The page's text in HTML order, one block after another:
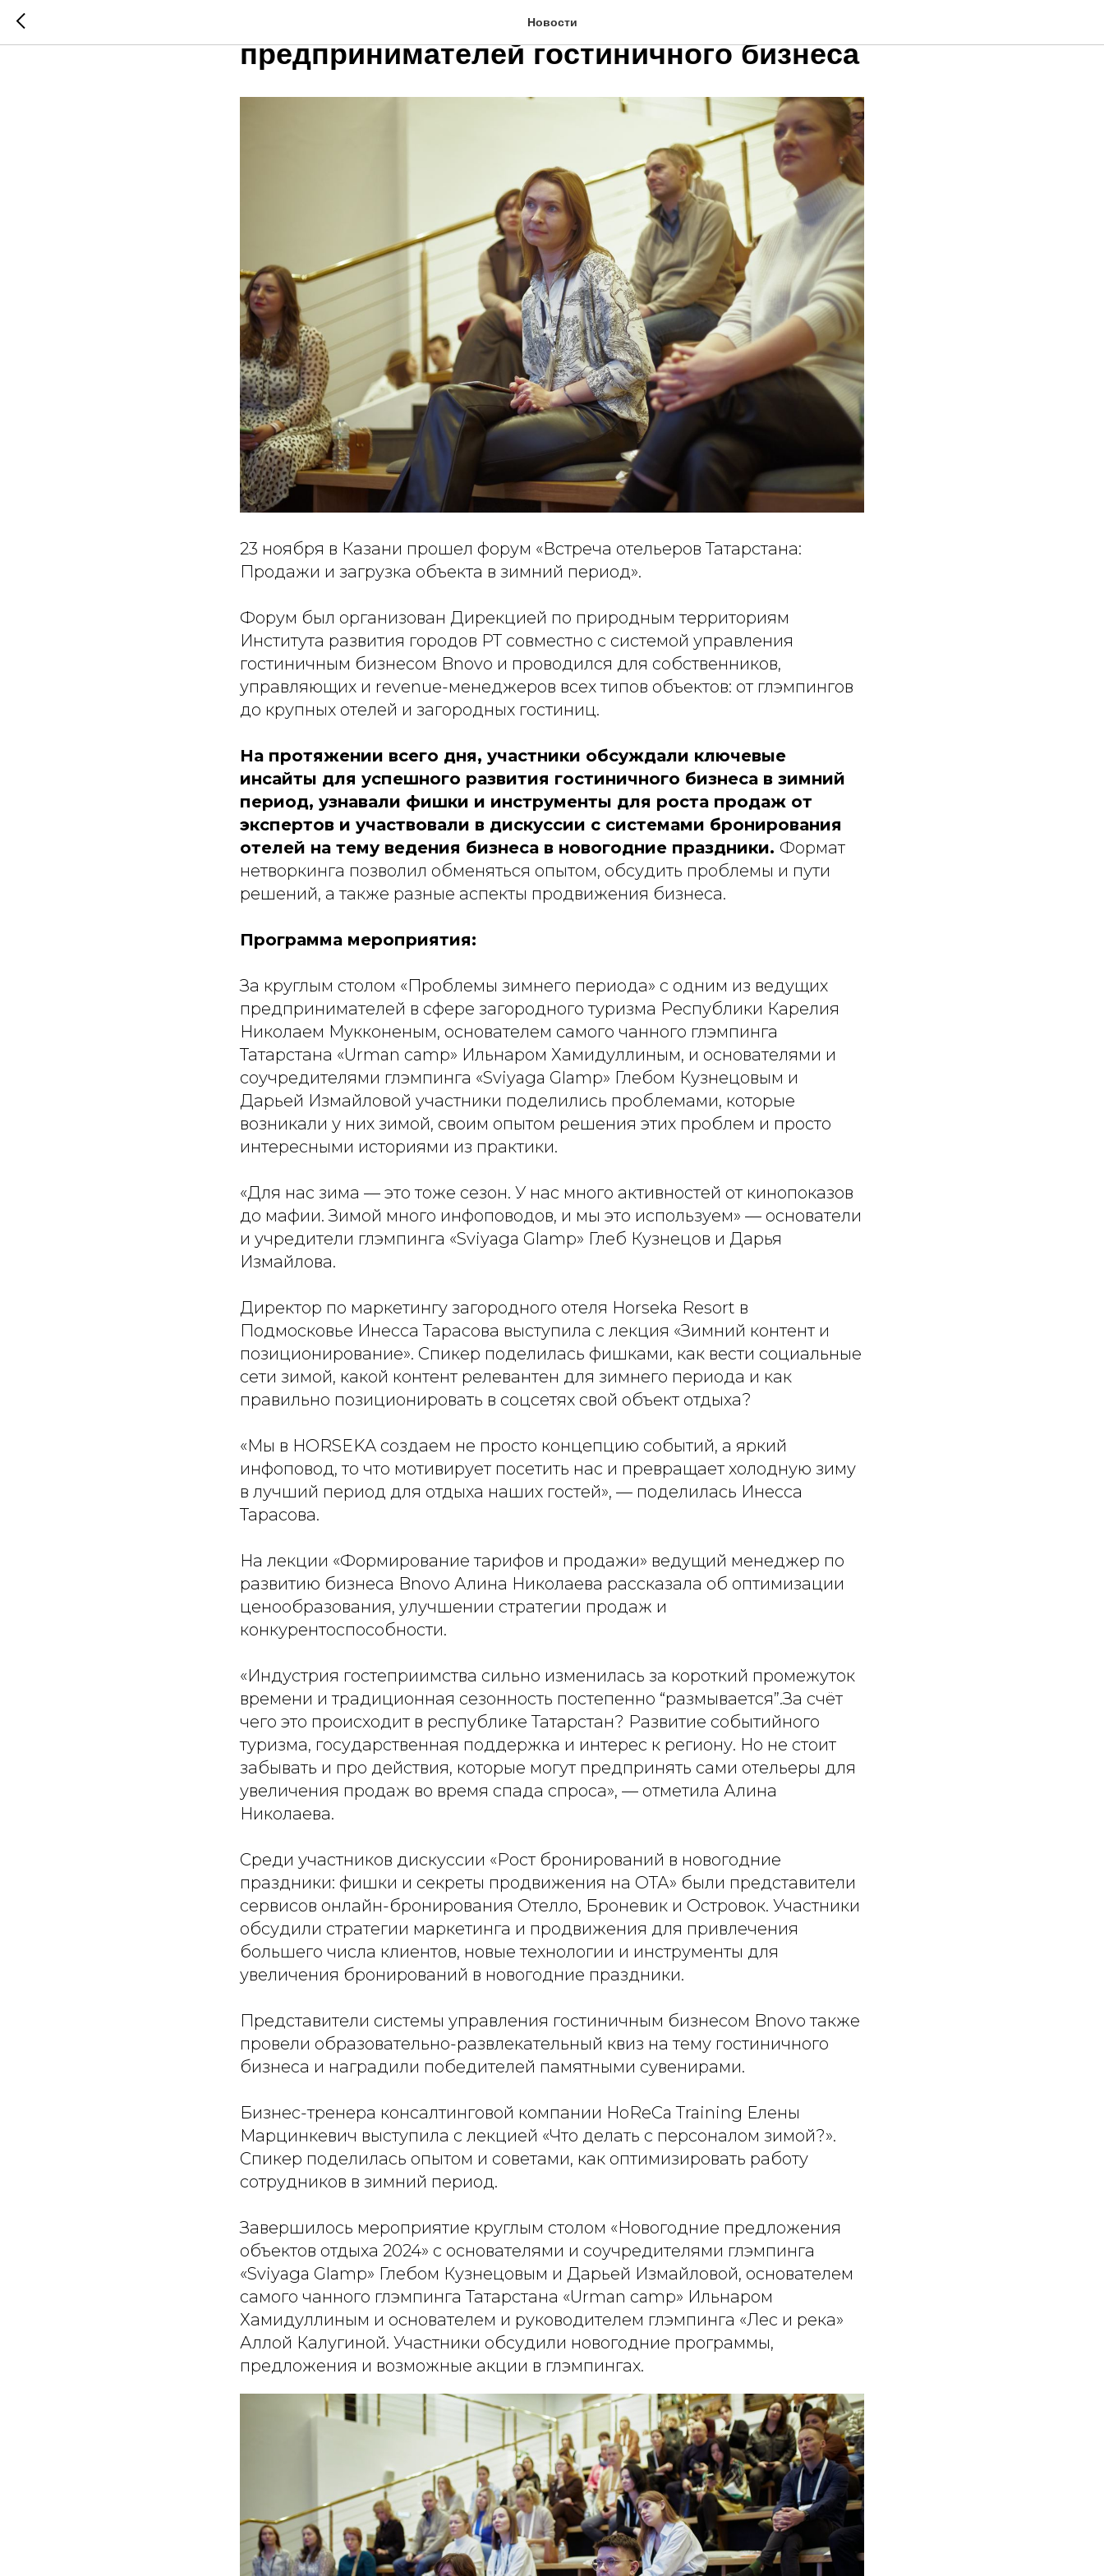
Новости
В Казани прошел форум-встреча для
предпринимателей гостиничного бизнеса
23 ноября в Казани прошел форум «Встреча отельеров Татарстана:
Продажи и загрузка объекта в зимний период».
Форум был организован Дирекцией по природным территориям
Института развития городов РТ совместно с системой управления
гостиничным бизнесом Bnovo и проводился для собственников,
управляющих и revenue-менеджеров всех типов объектов: от глэмпингов
до крупных отелей и загородных гостиниц.
На протяжении всего дня, участники обсуждали ключевые
инсайты для успешного развития гостиничного бизнеса в зимний
период, узнавали фишки и инструменты для роста продаж от
экспертов и участвовали в дискуссии с системами бронирования
отелей на тему ведения бизнеса в новогодние праздники. Формат
нетворкинга позволил обменяться опытом, обсудить проблемы и пути
решений, а также разные аспекты продвижения бизнеса.
Программа мероприятия:
За круглым столом «Проблемы зимнего периода» с одним из ведущих
предпринимателей в сфере загородного туризма Республики Карелия
Николаем Мукконеным, основателем самого чанного глэмпинга
Татарстана «Urman camp» Ильнаром Хамидуллиным, и основателями и
соучредителями глэмпинга «Sviyaga Glamp» Глебом Кузнецовым и
Дарьей Измайловой участники поделились проблемами, которые
возникали у них зимой, своим опытом решения этих проблем и просто
интересными историями из практики.
«Для нас зима — это тоже сезон. У нас много активностей от кинопоказов
до мафии. Зимой много инфоповодов, и мы это используем» — основатели
и учредители глэмпинга «Sviyaga Glamp» Глеб Кузнецов и Дарья
Измайлова.
Директор по маркетингу загородного отеля Horseka Resort в
Подмосковье Инесса Тарасова выступила с лекция «Зимний контент и
позиционирование». Спикер поделилась фишками, как вести социальные
сети зимой, какой контент релевантен для зимнего периода и как
правильно позиционировать в соцсетях свой объект отдыха?
«Мы в HORSEKA создаем не просто концепцию событий, а яркий
инфоповод, то что мотивирует посетить нас и превращает холодную зиму
в лучший период для отдыха наших гостей», — поделилась Инесса
Тарасова.
На лекции «Формирование тарифов и продажи» ведущий менеджер по
развитию бизнеса Bnovo Алина Николаева рассказала об оптимизации
ценообразования, улучшении стратегии продаж и
конкурентоспособности.
«Индустрия гостеприимства сильно изменилась за короткий промежуток
времени и традиционная сезонность постепенно “размывается”.За счёт
чего это происходит в республике Татарстан? Развитие событийного
туризма, государственная поддержка и интерес к региону. Но не стоит
забывать и про действия, которые могут предпринять сами отельеры для
увеличения продаж во время спада спроса», — отметила Алина
Николаева.
Среди участников дискуссии «Рост бронирований в новогодние
праздники: фишки и секреты продвижения на ОТА» были представители
сервисов онлайн-бронирования Отелло, Броневик и Островок. Участники
обсудили стратегии маркетинга и продвижения для привлечения
большего числа клиентов, новые технологии и инструменты для
увеличения бронирований в новогодние праздники.
Представители системы управления гостиничным бизнесом Bnovo также
провели образовательно-развлекательный квиз на тему гостиничного
бизнеса и наградили победителей памятными сувенирами.
Бизнес-тренера консалтинговой компании HoReCa Training Елены
Марцинкевич выступила с лекцией «Что делать с персоналом зимой?».
Спикер поделилась опытом и советами, как оптимизировать работу
сотрудников в зимний период.
Завершилось мероприятие круглым столом «Новогодние предложения
объектов отдыха 2024» с основателями и соучредителями глэмпинга
«Sviyaga Glamp» Глебом Кузнецовым и Дарьей Измайловой, основателем
самого чанного глэмпинга Татарстана «Urman camp» Ильнаром
Хамидуллиным и основателем и руководителем глэмпинга «Лес и река»
Аллой Калугиной. Участники обсудили новогодние программы,
предложения и возможные акции в глэмпингах.